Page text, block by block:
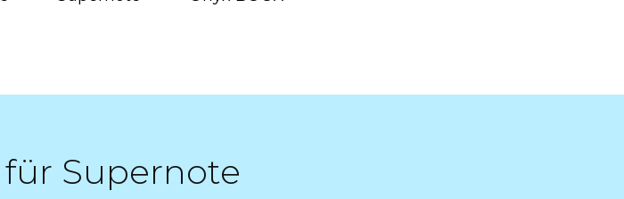
Supernote